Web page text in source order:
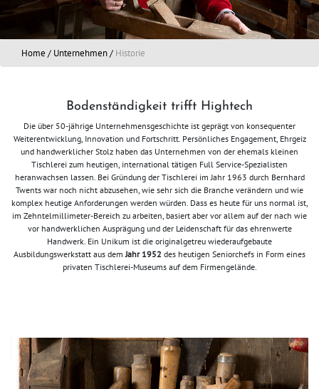
Home / Unternehmen/ Historie
Bodenständigkeit trifft Hightech
Die über 50-jährige Unternehmensgeschichte ist geprägt von konsequenter
Weiterentwicklung, Innovation und Fortschritt. Persönliches Engagement, Ehrgeiz
und handwerklicher Stolz haben das Unternehmen von der ehemals kleinen
Tischlerei zum heutigen, international tätigen Full Service-Spezialisten
heranwachsen lassen. Bei Gründung der Tischlerei im Jahr 1963 durch Bernhard
Twents war noch nicht abzusehen, wie sehr sich die Branche verändern und wie
komplex heutige Anforderungen werden würden. Dass es heute für uns normal ist,
im Zehntelmillimeter-Bereich zu arbeiten, basiert aber vor allem auf der nach wie
vor handwerklichen Ausprägung und der Leidenschaft für das ehrenwerte
Handwerk. Ein Unikum ist die originalgetreu wiederaufgebaute
Ausbildungswerkstatt aus demJahr 1952 des heutigen Seniorchefs in Form eines
privaten Tischlerei-Museums auf dem Firmengelände.